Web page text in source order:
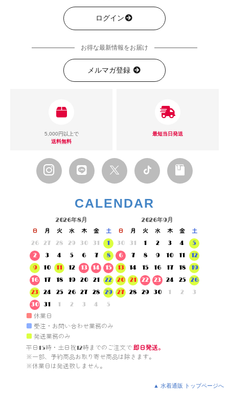
ログイン
お得な最新情報をお届け
メルマガ登録
5,000円以上で
送料無料
最短当日発送
CALENDAR
2026年8月
日 月 火 水 木 金
土
26
27 28 29 30 31
1
2
3 4 5 6 7
8
9
10 11 12 13 14
15
16
17 18 19 20 21
22
23
24 25 26 27 28
29
30
31 1 2 3 4 5
2026年9月
日 月 火 水 木 金
土
30
31 1 2 3 4
5
6
7 8 9 10 11
12
13
14 15 16 17 18
19
20
21 22 23 24 25
26
27
28 29 30 1 2 3
■ 休業日
■ 受注・お問い合わせ業務のみ
■ 発送業務のみ
平日15時・土日祝12時までのご注文で 即日発送。
※一部、予約商品お取り寄せ商品は除きます。
※休業日は発送致しません。
▲ 水着通販 トップページへ